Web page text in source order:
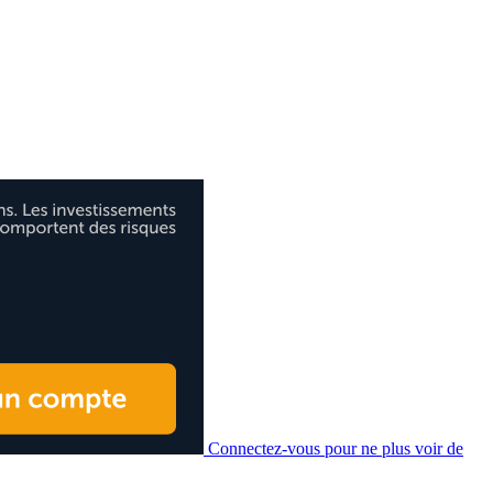
Connectez-vous pour ne plus voir de